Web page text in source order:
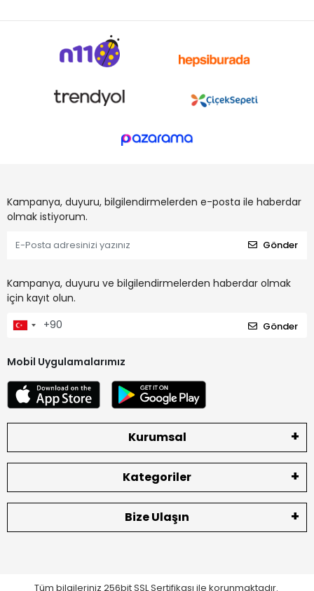
Kampanya, duyuru, bilgilendirmelerden e-posta ile haberdar
olmak istiyorum.
Gönder
Kampanya, duyuru ve bilgilendirmelerden haberdar olmak
için kayıt olun.
Gönder
Mobil Uygulamalarımız
Kurumsal
Kategoriler
Bize Ulaşın
Tüm bilgileriniz 256bit SSL Sertifikası ile korunmaktadır.